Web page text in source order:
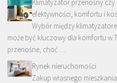
Klimatyzator przenośny
efektywności, komfortu i
Wybór między
może być kluczowy dla komfortu w
przenośne, choć …
Rynek nieruchomości
Zakup własnego